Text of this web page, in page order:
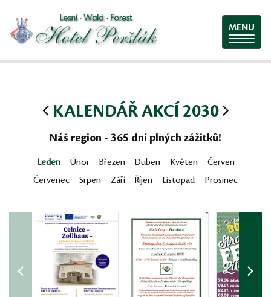
MENU
KALENDÁŘ AKCÍ 2030
Náš region - 365 dní plných zážitků!
Leden Únor Březen Duben Květen
Červen
Červenec
Srpen Září Říjen Listopad Prosinec